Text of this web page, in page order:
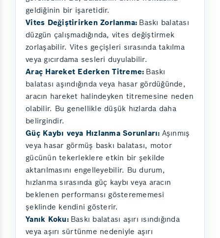
geldiğinin bir işaretidir.
Vites Değiştirirken Zorlanma: Baskı balatası
düzgün çalışmadığında, vites değiştirmek
zorlaşabilir. Vites geçişleri sırasında takılma
veya gıcırdama sesleri duyulabilir.
Araç Hareket Ederken Titreme: Baskı
balatası aşındığında veya hasar gördüğünde,
aracın hareket halindeyken titremesine neden
olabilir. Bu genellikle düşük hızlarda daha
belirgindir.
Güç Kaybı veya Hızlanma Sorunları: Aşınmış
veya hasar görmüş baskı balatası, motor
gücünün tekerleklere etkin bir şekilde
aktarılmasını engelleyebilir. Bu durum,
hızlanma sırasında güç kaybı veya aracın
beklenen performansı gösterememesi
şeklinde kendini gösterir.
Yanık Koku: Baskı balatası aşırı ısındığında
veya aşırı sürtünme nedeniyle aşırı